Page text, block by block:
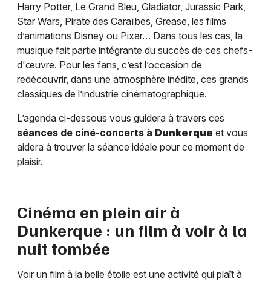
Harry Potter, Le Grand Bleu, Gladiator, Jurassic Park,
Star Wars, Pirate des Caraïbes, Grease, les films
d’animations Disney ou Pixar… Dans tous les cas, la
musique fait partie intégrante du succès de ces chefs-
d'œuvre. Pour les fans, c’est l’occasion de
redécouvrir, dans une atmosphère inédite, ces grands
classiques de l’industrie cinématographique.
L’agenda ci-dessous vous guidera à travers ces
séances de ciné-concerts à Dunkerque et vous
aidera à trouver la séance idéale pour ce moment de
plaisir.
Cinéma en plein air à
Dunkerque : un film à voir à la
nuit tombée
Voir un film à la belle étoile est une activité qui plaît à